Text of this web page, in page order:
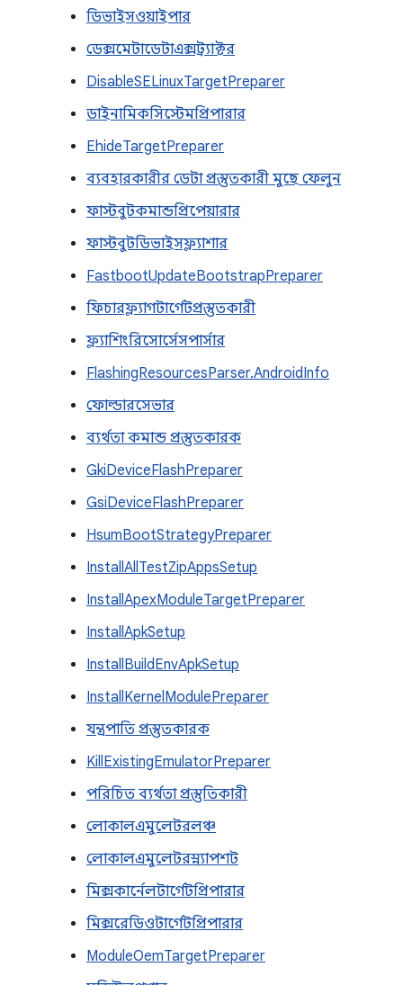
ডিভাইসওয়াইপার
ডেক্সমেটাডেটাএক্সট্র্যাক্টর
DisableSELinuxTargetPreparer
ডাইনামিকসিস্টেমপ্রিপারার
EhideTargetPreparer
ব্যবহারকারীর ডেটা প্রস্তুতকারী মুছে ফেলুন
ফাস্টবুটকমান্ডপ্রিপেয়ারার
ফাস্টবুটডিভাইসফ্ল্যাশার
FastbootUpdateBootstrapPreparer
ফিচারফ্ল্যাগটার্গেটপ্রস্তুতকারী
ফ্ল্যাশিংরিসোর্সেসপার্সার
FlashingResourcesParser.AndroidInfo
ফোল্ডারসেভার
ব্যর্থতা কমান্ড প্রস্তুতকারক
GkiDeviceFlashPreparer
GsiDeviceFlashPreparer
HsumBootStrategyPreparer
InstallAllTestZipAppsSetup
InstallApexModuleTargetPreparer
InstallApkSetup
InstallBuildEnvApkSetup
InstallKernelModulePreparer
যন্ত্রপাতি প্রস্তুতকারক
KillExistingEmulatorPreparer
পরিচিত ব্যর্থতা প্রস্তুতিকারী
লোকালএমুলেটরলঞ্চ
লোকালএমুলেটরস্ন্যাপশট
মিক্সকার্নেলটার্গেটপ্রিপারার
মিক্সরেডিওটার্গেটপ্রিপারার
ModuleOemTargetPreparer